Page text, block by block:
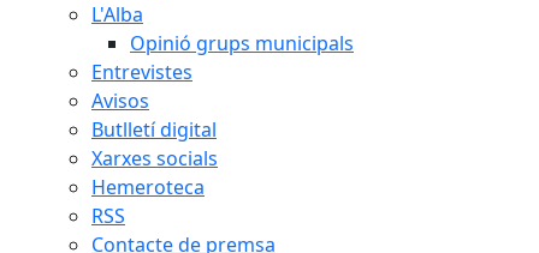
L'Alba
Opinió grups municipals
Entrevistes
Avisos
Butlletí digital
Xarxes socials
Hemeroteca
RSS
Contacte de premsa